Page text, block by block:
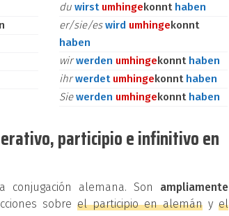
du wirst umhingekonnt haben
er/sie/eswird umhingekonnt
haben
wirwerden umhingekonnt haben
ihrwerdet umhingekonnt haben
Siewerden umhingekonnt haben
participio e infinitivo en
alemana. Son ampliamente
sobre el participio en alemány el